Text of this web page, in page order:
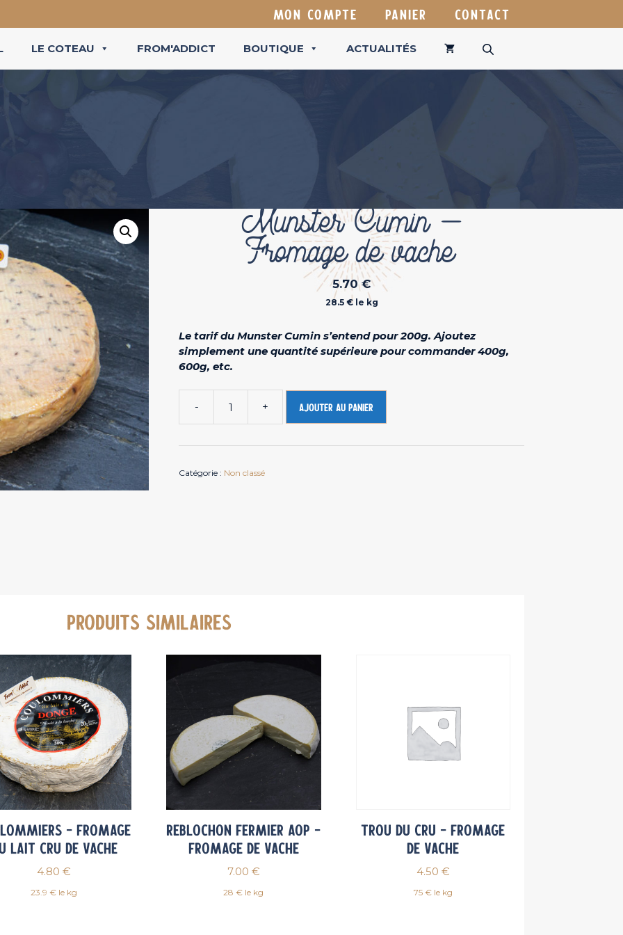
MON COMPTE PANIER CONTACT
LE COTEAU FROM'ADDICT BOUTIQUE ACTUALITÉS
Munster Cumin –
Fromage de vache
5.70€
28.5 € le kg
Le tarif du Munster Cumin s’entend pour 200g. Ajoutez
simplement une quantité supérieure pour commander 400g,
600g, etc.
-
de
Munster
-
+ Ajouter au panier
Catégorie : Non classé
PRODUITS SIMILAIRES
– fromage
lait cru de vache
4.80€
23.9 € le kg
Reblochon Fermier AOP –
Fromage de vache
7.00 €
28 € le kg
Trou du Cru – Fromage
de vache
4.50 €
75 € le kg